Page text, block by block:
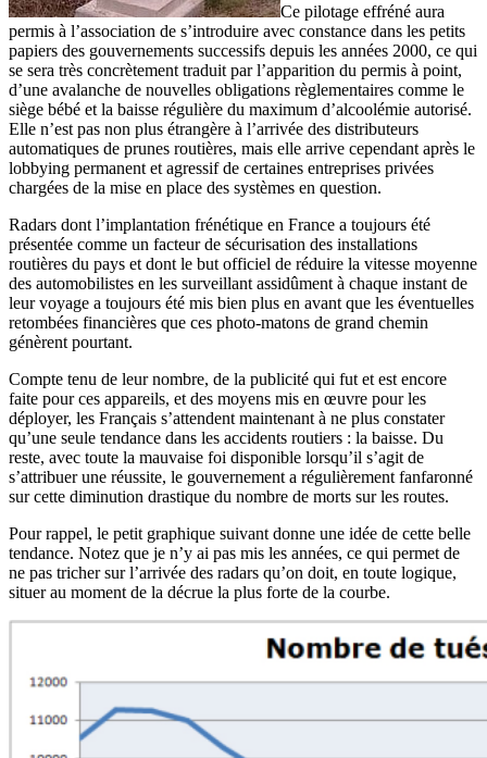
Ce pilotage effréné aura
permis à l’association de s’introduire avec constance dans les petits
papiers des gouvernements successifs depuis les années 2000, ce qui
se sera très concrètement traduit par l’apparition du permis à point,
d’une avalanche de nouvelles obligations règlementaires comme le
siège bébé et la baisse régulière du maximum d’alcoolémie autorisé.
Elle n’est pas non plus étrangère à l’arrivée des distributeurs
automatiques de prunes routières, mais elle arrive cependant après le
lobbying permanent et agressif de certaines entreprises privées
chargées de la mise en place des systèmes en question.
Radars dont l’implantation frénétique en France a toujours été
présentée comme un facteur de sécurisation des installations
routières du pays et dont le but officiel de réduire la vitesse moyenne
des automobilistes en les surveillant assidûment à chaque instant de
leur voyage a toujours été mis bien plus en avant que les éventuelles
retombées financières que ces photo-matons de grand chemin
génèrent pourtant.
Compte tenu de leur nombre, de la publicité qui fut et est encore
faite pour ces appareils, et des moyens mis en œuvre pour les
déployer, les Français s’attendent maintenant à ne plus constater
qu’une seule tendance dans les accidents routiers : la baisse. Du
reste, avec toute la mauvaise foi disponible lorsqu’il s’agit de
s’attribuer une réussite, le gouvernement a régulièrement fanfaronné
sur cette diminution drastique du nombre de morts sur les routes.
Pour rappel, le petit graphique suivant donne une idée de cette belle
tendance. Notez que je n’y ai pas mis les années, ce qui permet de
ne pas tricher sur l’arrivée des radars qu’on doit, en toute logique,
situer au moment de la décrue la plus forte de la courbe.